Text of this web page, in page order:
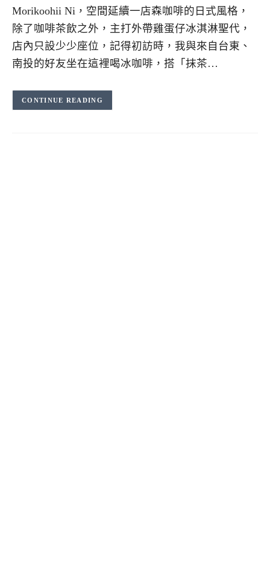
Morikoohii Ni，空間延續一店森咖啡的日式風格，
除了咖啡茶飲之外，主打外帶雞蛋仔冰淇淋聖代，
店內只設少少座位，記得初訪時，我與來自台東、
南投的好友坐在這裡喝冰咖啡，搭「抹茶…
CONTINUE READING